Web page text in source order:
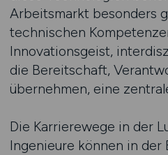
Arbeitsmarkt besonders
technischen
Innovationsgeist,
die Bereitschaft,
übernehmen, eine
Die Karrierewege in der
Ingenieure können in der